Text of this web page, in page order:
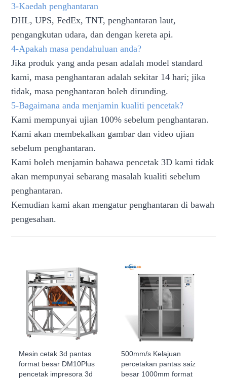
3-Kaedah penghantaran
DHL, UPS, FedEx, TNT, penghantaran laut,
pengangkutan udara, dan dengan kereta api.
4-Apakah masa pendahuluan anda?
Jika produk yang anda pesan adalah model standard
kami, masa penghantaran adalah sekitar 14 hari; jika
tidak, masa penghantaran boleh dirunding.
5-Bagaimana anda menjamin kualiti pencetak?
Kami mempunyai ujian 100% sebelum penghantaran.
Kami akan membekalkan gambar dan video ujian
sebelum penghantaran.
Kami boleh menjamin bahawa pencetak 3D kami tidak
akan mempunyai sebarang masalah kualiti sebelum
penghantaran.
Kemudian kami akan mengatur penghantaran di bawah
pengesahan.
Mesin cetak 3d pantas
format besar DM10Plus
pencetak impresora 3d
500mm/s Kelajuan
percetakan pantas saiz
besar 1000mm format